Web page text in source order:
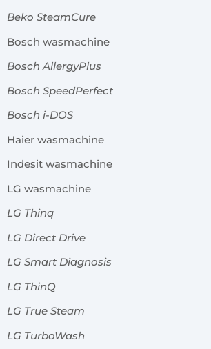
Beko SteamCure
Bosch wasmachine
Bosch AllergyPlus
Bosch SpeedPerfect
Bosch i-DOS
Haier wasmachine
Indesit wasmachine
LG wasmachine
LG Thinq
LG Direct Drive
LG Smart Diagnosis
LG ThinQ
LG True Steam
LG TurboWash